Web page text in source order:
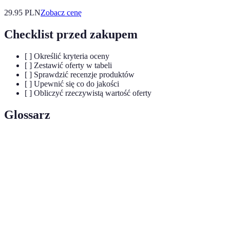
29.95 PLNZobacz cenę
Checklist przed zakupem
[ ] Określić kryteria oceny
[ ] Zestawić oferty w tabeli
[ ] Sprawdzić recenzje produktów
[ ] Upewnić się co do jakości
[ ] Obliczyć rzeczywistą wartość oferty
Glossarz